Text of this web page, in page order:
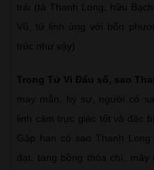
trái (tả Thanh Long, hữu
Vũ, tứ linh ứng với bốn
trúc như vậy)
Trong Tử Vi Đẩu số, sao
may mắn, hỷ sự, người có
linh cảm trực giác tốt và đặc
Gặp hạn có sao Thanh
đạt, tang bồng thỏa chí, mây